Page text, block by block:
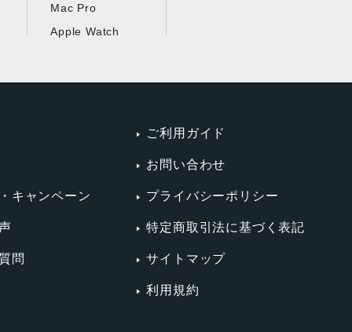
Mac Pro
Apple Watch
キャンペーン
問
ご利用ガイド
お問い合わせ
プライバシーポリシー
特定商取引法に基づく表記
サイトマップ
利用規約